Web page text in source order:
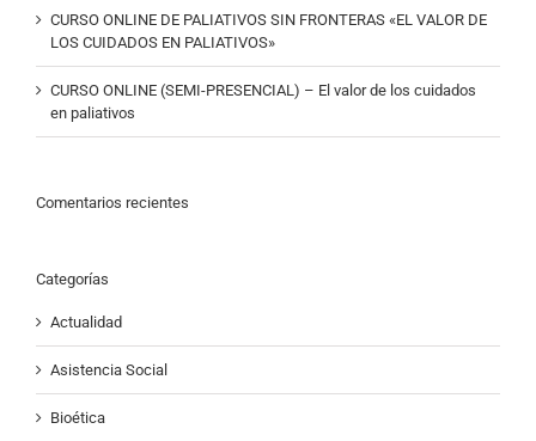
CURSO ONLINE DE PALIATIVOS SIN FRONTERAS «EL VALOR DE
LOS CUIDADOS EN PALIATIVOS»
CURSO ONLINE (SEMI-PRESENCIAL) – El valor de los cuidados
en paliativos
Comentarios recientes
Categorías
Actualidad
Asistencia Social
Bioética